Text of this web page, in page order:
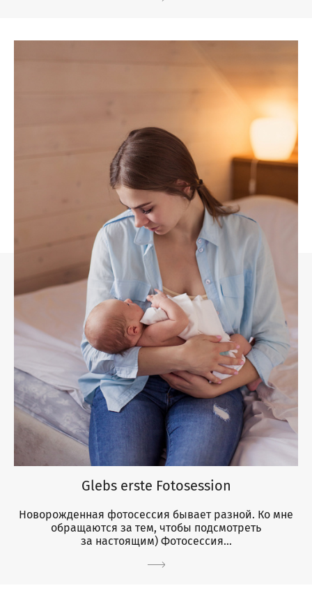
Glebs erste Fotosession
Новорожденная фотосессия бывает разной. Ко мне
обращаются за тем, чтобы подсмотреть
за настоящим) Фотосессия...